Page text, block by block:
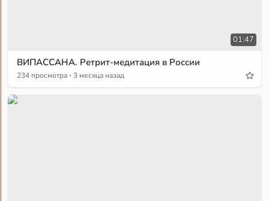
01:47
ВИПАССАНА. Ретрит-медитация в России
234 просмотра · 3 месяца назад